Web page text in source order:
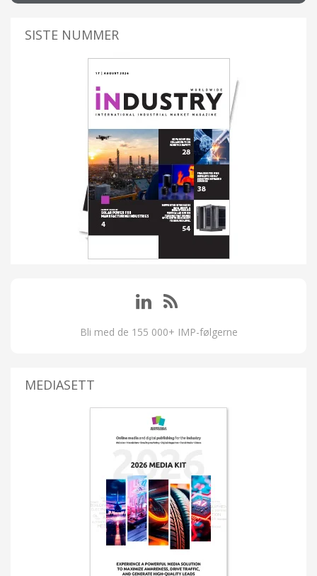
SISTE NUMMER
Bli med de 155 000+ IMP-følgerne
MEDIASETT